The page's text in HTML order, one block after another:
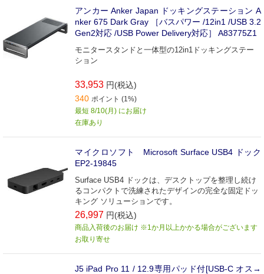
アンカー Anker Japan ドッキングステーション A
nker 675 Dark Gray ［バスパワー /12in1 /USB 3.2
Gen2対応 /USB Power Delivery対応］ A83775Z1
モニタースタンドと一体型の12in1ドッキングステー
ション
33,953 円(税込)
340 ポイント (1%)
最短 8/10(月) にお届け
在庫あり
マイクロソフト Microsoft Surface USB4 ドック
EP2-19845
Surface USB4 ドックは、デスクトップを整理し続け
るコンパクトで洗練されたデザインの完全な固定ドッ
キング ソリューションです。
26,997 円(税込)
商品入荷後のお届け ※1か月以上かかる場合がございます
お取り寄せ
J5 iPad Pro 11 / 12.9専用パッド付[USB-C オス→